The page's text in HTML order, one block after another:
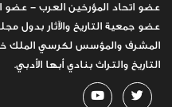
عضو اتحاد المؤرخين العرب - عضو
عضو جمعية التاريخ والآثار بدول
المشرف والمؤسس لكرسي الملك
التاريخ والتراث بنادي أبها الأدبي.